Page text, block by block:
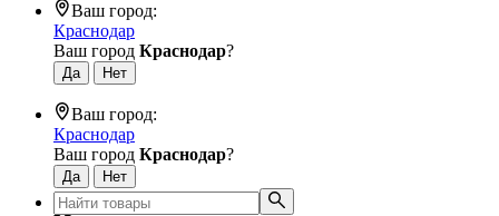
Ваш город:
Краснодар
Ваш город Краснодар?
Ваш город:
Краснодар
Ваш город Краснодар?